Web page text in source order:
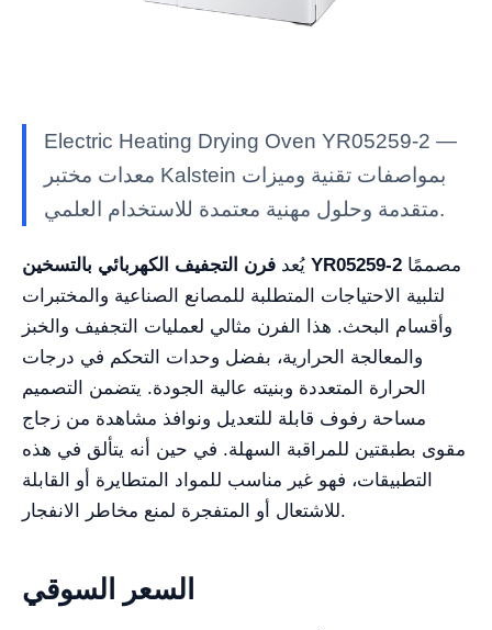
Electric Heating Drying Oven YR05259-2 —
معدات مختبر Kalstein بمواصفات تقنية وميزات
متقدمة وحلول مهنية معتمدة للاستخدام العلمي.
يُعد فرن التجفيف الكهربائي بالتسخين YR05259-2
لتلبية الاحتياجات المتطلبة للمصانع الصناعية والمختبرات
وأقسام البحث. هذا الفرن مثالي لعمليات التجفيف والخبز
والمعالجة الحرارية، بفضل وحدات التحكم في درجات
الحرارة المتعددة وبنيته عالية الجودة. يتضمن التصميم
مساحة رفوف قابلة للتعديل ونوافذ مشاهدة من زجاج
مقوى بطبقتين للمراقبة السهلة. في حين أنه يتألق في هذه
التطبيقات، فهو غير مناسب للمواد المتطايرة أو القابلة
للاشتعال أو المتفجرة لمنع مخاطر الانفجار.
السعر السوقي